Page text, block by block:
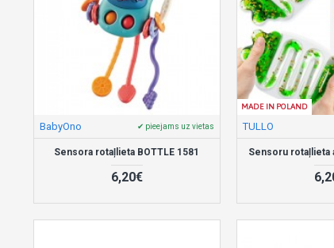
BabyOno ✔ pieejams uz vietas
Sensora rotaļlieta BOTTLE 1581
6,20€
MADE IN POLAND
TULLO
Sensoru rotaļlieta